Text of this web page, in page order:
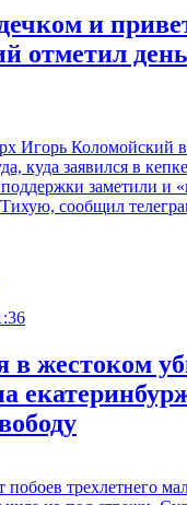
и
отметил
Игорь Коломойский
куда заявился в
заметили и
сообщил
в жестоком
трехлетнего